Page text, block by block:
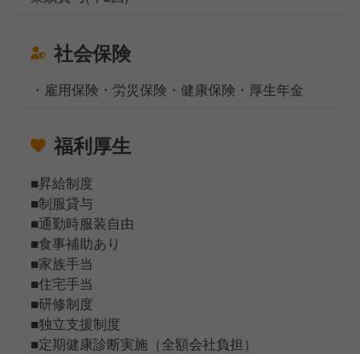
社会保険
・雇用保険・労災保険・健康保険・厚生年金
福利厚生
■昇給制度
■制服貸与
■通勤時服装自由
■食事補助あり
■家族手当
■住宅手当
■研修制度
■独立支援制度
■定期健康診断実施（全額会社負担）